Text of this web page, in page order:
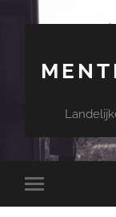
Toggle
mobiel